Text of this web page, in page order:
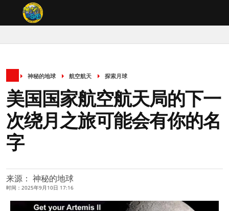
神秘的地球 航空航天 探索月球
美国国家航空航天局的下一
次绕月之旅可能会有你的名
字
来源： 神秘的地球
时间：2025年9月10日 17:16